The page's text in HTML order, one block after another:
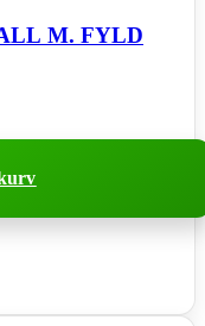
M. FYLD